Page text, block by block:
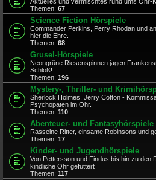
Themen: 67
Science Fiction Hörspiele
Commander Perkins, Perry Rhodan und
hier die Ehre.
Themen: 68
Grusel-Hörspiele
Neongrüne Riesenspinnen jagen
Schloß!
Themen: 196
Mystery-, Thriller- und
Sherlock Holmes, Jerry Cotton -
Psychopaten im Ohr.
Themen: 110
Abenteuer- und Fantasyhörspiele
Rasselne Ritter, einsame Robinsons und
Themen: 17
Kinder- und Jugendhörspiele
Von Pettersson und Findus bis hin zu den
kindliche Ohr gefüttert
Themen: 117